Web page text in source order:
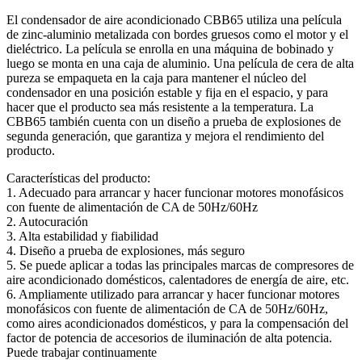
El condensador de aire acondicionado CBB65 utiliza una película
de zinc-aluminio metalizada con bordes gruesos como el motor y el
dieléctrico. La película se enrolla en una máquina de bobinado y
luego se monta en una caja de aluminio. Una película de cera de alta
pureza se empaqueta en la caja para mantener el núcleo del
condensador en una posición estable y fija en el espacio, y para
hacer que el producto sea más resistente a la temperatura. La
CBB65 también cuenta con un diseño a prueba de explosiones de
segunda generación, que garantiza y mejora el rendimiento del
producto.
Características del producto:
1. Adecuado para arrancar y hacer funcionar motores monofásicos
con fuente de alimentación de CA de 50Hz/60Hz
2. Autocuración
3. Alta estabilidad y fiabilidad
4. Diseño a prueba de explosiones, más seguro
5. Se puede aplicar a todas las principales marcas de compresores de
aire acondicionado domésticos, calentadores de energía de aire, etc.
6. Ampliamente utilizado para arrancar y hacer funcionar motores
monofásicos con fuente de alimentación de CA de 50Hz/60Hz,
como aires acondicionados domésticos, y para la compensación del
factor de potencia de accesorios de iluminación de alta potencia.
Puede trabajar continuamente